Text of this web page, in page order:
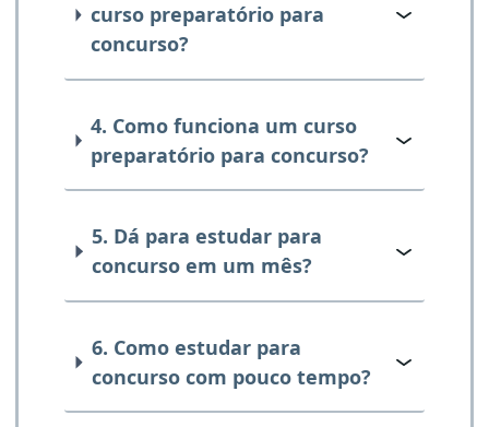
curso preparatório para
concurso?
4. Como funciona um curso
preparatório para concurso?
5. Dá para estudar para
concurso em um mês?
6. Como estudar para
concurso com pouco tempo?